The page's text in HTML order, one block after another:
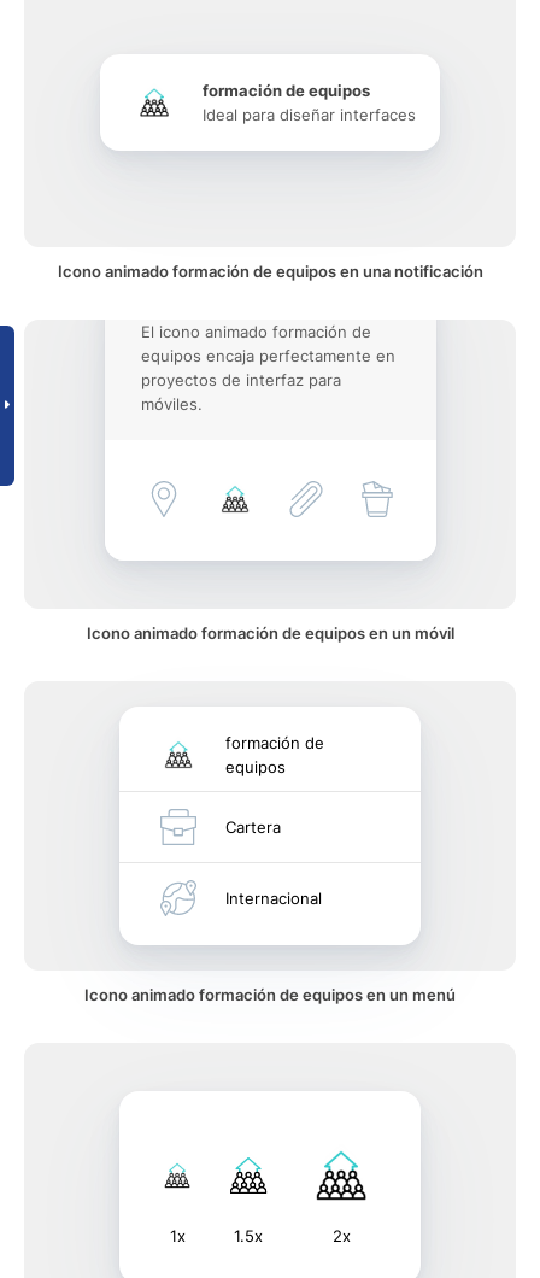
formación de equipos
Ideal para diseñar interfaces
Icono animado formación de equipos en una notificación
El icono animado formación de
equipos encaja perfectamente en
proyectos de interfaz para
móviles.
Icono animado formación de equipos en un móvil
formación de
equipos
Cartera
Internacional
Icono animado formación de equipos en un menú
1x 1.5x 2x